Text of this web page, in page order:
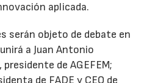
aplicada.
serán objeto de debate en
a Juan Antonio
de AGEFEM;